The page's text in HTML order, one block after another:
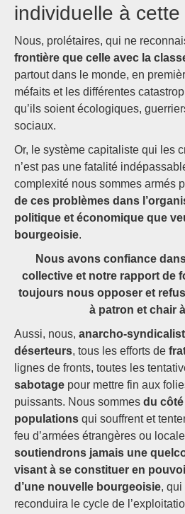
individuelle à cette
Nous, prolétaires, qui ne
frontière que celle avec la
partout dans le monde, en
méfaits et les différentes
qu’ils soient écologiques,
sociaux.
Or, le système capitaliste qui les
n’est pas une fatalité
complexité nous sommes armés
de ces problèmes dans
politique et économique que
bourgeoisie.
Nous avons confiance
collective et notre rapport de
toujours nous opposer et
à patron et chair
Aussi, nous, anarcho-
déserteurs, tous les efforts de
lignes de fronts, toutes les
sabotage pour mettre fin aux
puissants. Nous sommes du
populations qui souffrent et
feu d’armées étrangères ou
soutiendrons jamais une
visant à se constituer en
d’une nouvelle bourgeoisie,
reconduira le cycle de